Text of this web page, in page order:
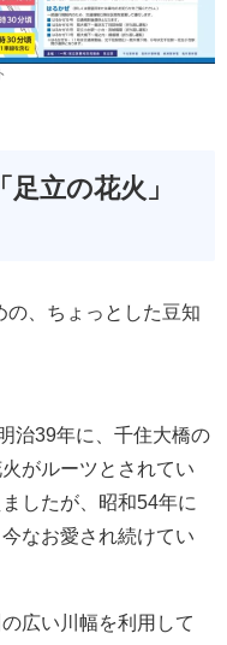
立の花火」
の、ちょっとした豆知
明治39年に、千住大橋の
がルーツとされてい
したが、昭和54年に
なお愛され続けてい
の広い川幅を利用して